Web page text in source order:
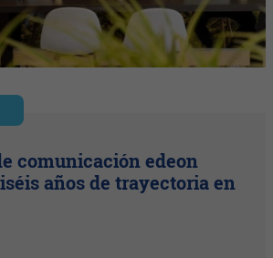
comunicación edeon
años de trayectoria en